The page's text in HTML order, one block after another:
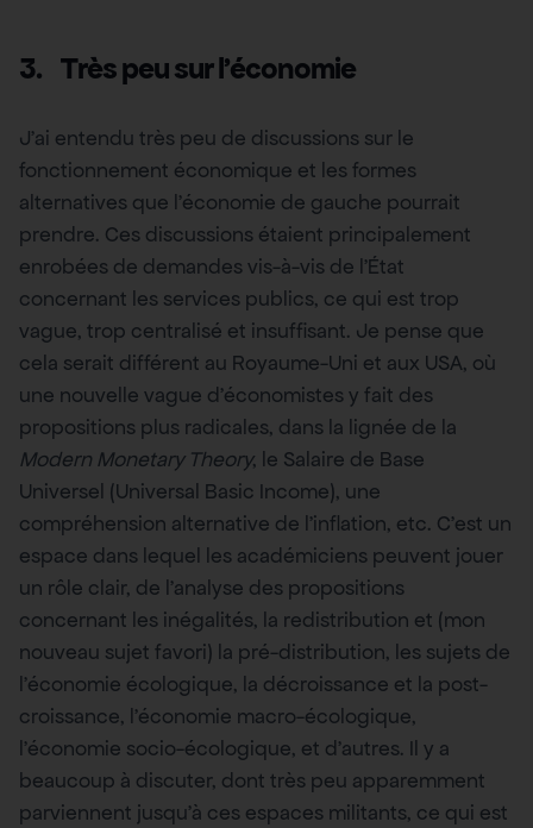
3. Très peu sur l’économie
J’ai entendu très peu de discussions sur le
fonctionnement économique et les formes
alternatives que l’économie de gauche pourrait
prendre. Ces discussions étaient principalement
enrobées de demandes vis-à-vis de l’État
concernant les services publics, ce qui est trop
vague, trop centralisé et insuffisant. Je pense que
cela serait différent au Royaume-Uni et aux USA, où
une nouvelle vague d’économistes y fait des
propositions plus radicales, dans la lignée de la
Modern Monetary Theory, le Salaire de Base
Universel (Universal Basic Income), une
compréhension alternative de l’inflation, etc. C’est un
espace dans lequel les académiciens peuvent jouer
un rôle clair, de l’analyse des propositions
concernant les inégalités, la redistribution et (mon
nouveau sujet favori) la pré-distribution, les sujets de
l’économie écologique, la décroissance et la post-
croissance, l’économie macro-écologique,
l’économie socio-écologique, et d’autres. Il y a
beaucoup à discuter, dont très peu apparemment
parviennent jusqu’à ces espaces militants, ce qui est